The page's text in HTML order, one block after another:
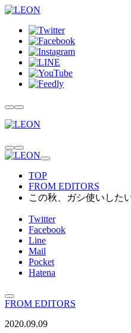
TOP
FROM EDITORS
この秋、ガシ使いした
Twitter
Facebook
Line
Mail
Pocket
Hatena
FROM EDITORS
2020.09.09